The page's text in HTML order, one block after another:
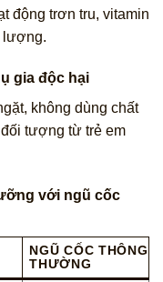
động trơn tru, vitamin
lượng.
gia độc hại
không dùng chất
tượng từ trẻ em
với ngũ cốc
NGŨ CỐC THÔNG
THƯỜNG